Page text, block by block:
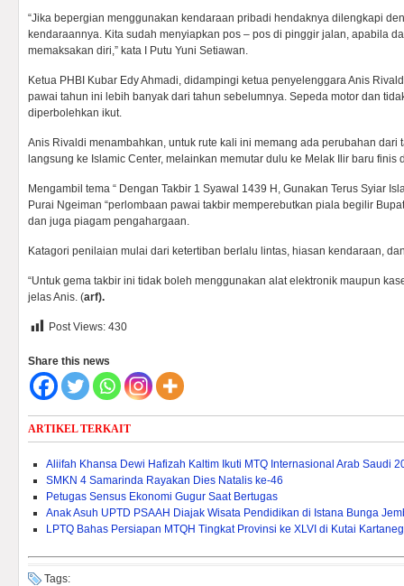
“Jika bepergian menggunakan kendaraan pribadi hendaknya dilengkapi
kendaraannya. Kita sudah menyiapkan pos – pos di pinggir jalan, apabila
memaksakan diri,” kata I Putu Yuni Setiawan.
Ketua PHBI Kubar Edy Ahmadi, didampingi ketua penyelenggara Anis
pawai tahun ini lebih banyak dari tahun sebelumnya. Sepeda motor dan
diperbolehkan ikut.
Anis Rivaldi menambahkan, untuk rute kali ini memang ada perubahan dari
langsung ke Islamic Center, melainkan memutar dulu ke Melak Ilir baru finis
Mengambil tema “ Dengan Takbir 1 Syawal 1439 H, Gunakan Terus Syiar
Purai Ngeiman “perlombaan pawai takbir memperebutkan piala begilir
dan juga piagam pengahargaan.
Katagori penilaian mulai dari ketertiban berlalu lintas, hiasan kendaraan,
“Untuk gema takbir ini tidak boleh menggunakan alat elektronik maupun
jelas Anis. (arf).
Post Views: 430
Share this news
ARTIKEL TERKAIT
Aliifah Khansa Dewi Hafizah Kaltim Ikuti MTQ Internasional Arab Saudi
SMKN 4 Samarinda Rayakan Dies Natalis ke-46
Petugas Sensus Ekonomi Gugur Saat Bertugas
Anak Asuh UPTD PSAAH Diajak Wisata Pendidikan di Istana Bunga
LPTQ Bahas Persiapan MTQH Tingkat Provinsi ke XLVI di Kutai
Tags: